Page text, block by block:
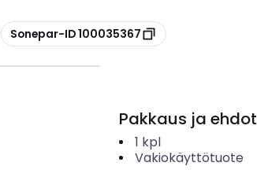
Kopioi
Sonepar-ID 100035367
Pakkaus ja ehdot
1 kpl
Vakiokäyttötuote